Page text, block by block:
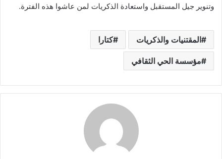
وتنوير جيل المستقبل واستعادة الذكريات لمن عاشوا هذه الفترة.
المقتنيات والذكريات كتارا
مؤسسة الحي الثقافي